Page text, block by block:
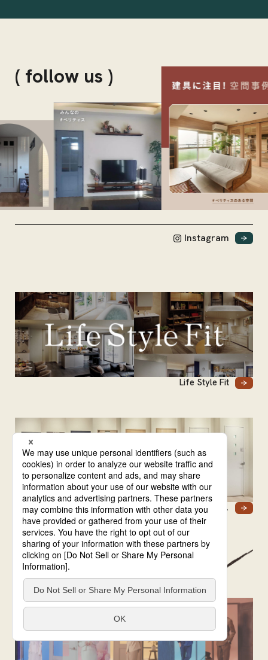
( follow us )
Instagram
Life Style Fit
Panasonic ショウルーム